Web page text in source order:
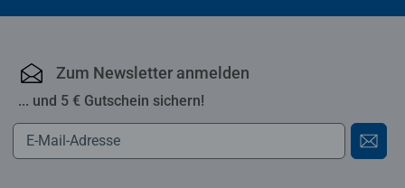
Zum Newsletter anmelden
... und 5 € Gutschein sichern!